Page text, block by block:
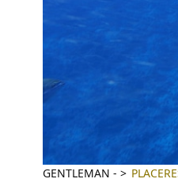
GENTLEMAN -